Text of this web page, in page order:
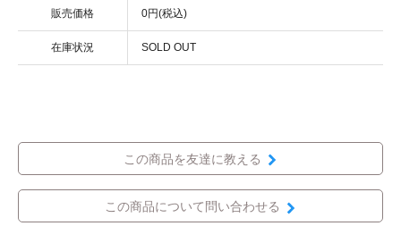
販売価格 0円(税込)
在庫状況 SOLD OUT
この商品を友達に教える
この商品について問い合わせる